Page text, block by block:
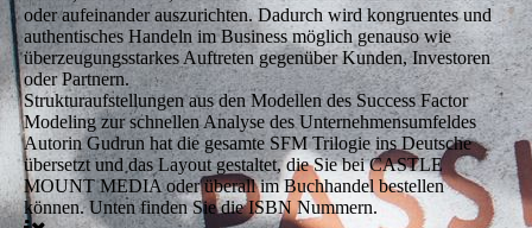
oder aufeinander auszurichten. Dadurch wird kongruentes und
authentisches Handeln im Business möglich genauso wie
überzeugungsstarkes Auftreten gegenüber Kunden, Investoren
oder Partnern.
Strukturaufstellungenaus den Modellen des Success Factor
Modeling zur schnellen Analyse des Unternehmensumfeldes
AutorinGudrun hat die gesamte SFM Trilogie ins Deutsche
übersetzt und das Layout gestaltet, die Sie bei CASTLE
MOUNT MEDIA oder überall im Buchhandel bestellen
können. Unten finden Sie die ISBN Nummern.